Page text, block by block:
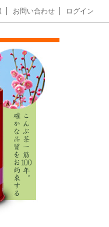
お問い合わせ ログイン